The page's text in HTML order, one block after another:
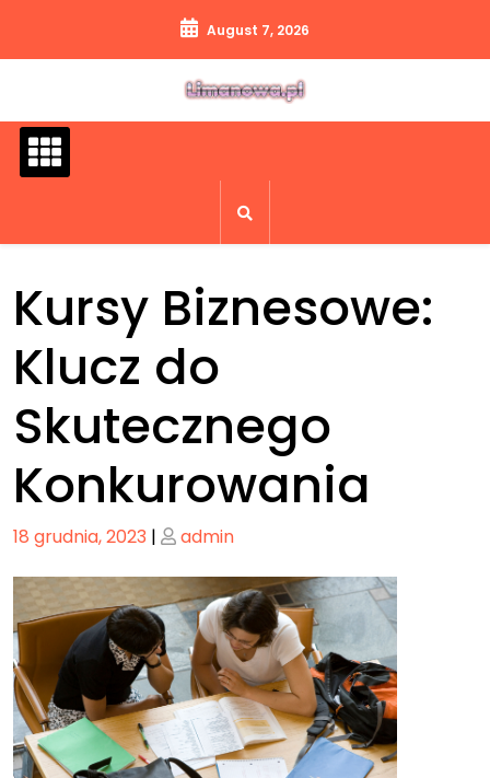
content
August 7, 2026
Kursy Biznesowe:
Klucz do
Skutecznego
Konkurowania
Posted
18 grudnia, 2023 | Posted
admin